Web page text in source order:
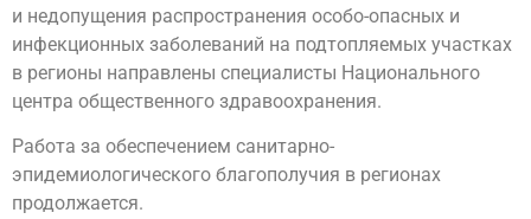
и недопущения распространения особо-опасных и
инфекционных заболеваний на подтопляемых участках
в регионы направлены специалисты Национального
центра общественного здравоохранения.
Работа за обеспечением санитарно-
эпидемиологического благополучия в регионах
продолжается.